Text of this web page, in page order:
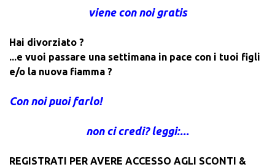
viene con noi gratis
Hai divorziato ?
...e vuoi passare una settimana in pace con i tuoi figli
e/o la nuova fiamma ?
Con noi puoi farlo!
non ci credi? leggi:...
REGISTRATI PER AVERE ACCESSO AGLI SCONTI &